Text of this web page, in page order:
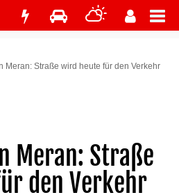
Meran: Straße wird heute für den Verkehr
Meran: Straße
den Verkehr